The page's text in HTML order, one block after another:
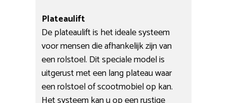
Plateaulift
De plateaulift is het ideale systeem
voor mensen die afhankelijk zijn van
een rolstoel. Dit speciale model is
uitgerust met een lang plateau waar
een rolstoel of scootmobiel op kan.